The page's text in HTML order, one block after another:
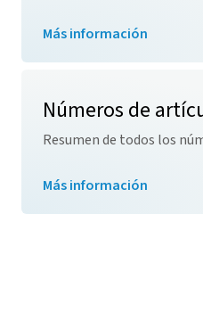
Más información
Números de
Resumen de todos los
Más información